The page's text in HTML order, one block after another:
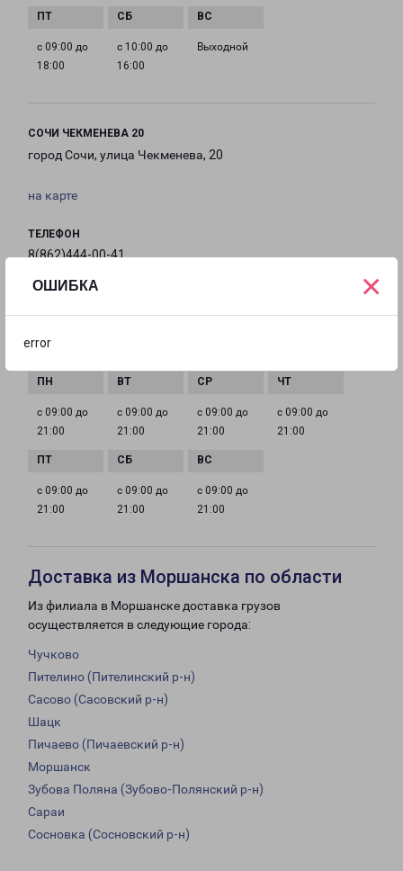
ОШИБКА
error
×
с 09:00 до
18:00
с 10:00 до
16:00
Выходной
СОЧИ ЧЕКМЕНЕВА 20
город Сочи, улица Чекменева, 20
на карте
ТЕЛЕФОН
8(862)444-00-41
EMAIL
sochi@pecom.ru
с 09:00 до
21:00
с 09:00 до
21:00
с 09:00 до
21:00
с 09:00 до
21:00
с 09:00 до
21:00
с 09:00 до
21:00
с 09:00 до
21:00
Доставка из Моршанска по области
Из филиала в Моршанске доставка грузов
осуществляется в следующие города:
Чучково
Пителино (Пителинский р-н)
Сасово (Сасовский р-н)
Шацк
Пичаево (Пичаевский р-н)
Моршанск
Зубова Поляна (Зубово-Полянский р-н)
Сараи
Сосновка (Сосновский р-н)